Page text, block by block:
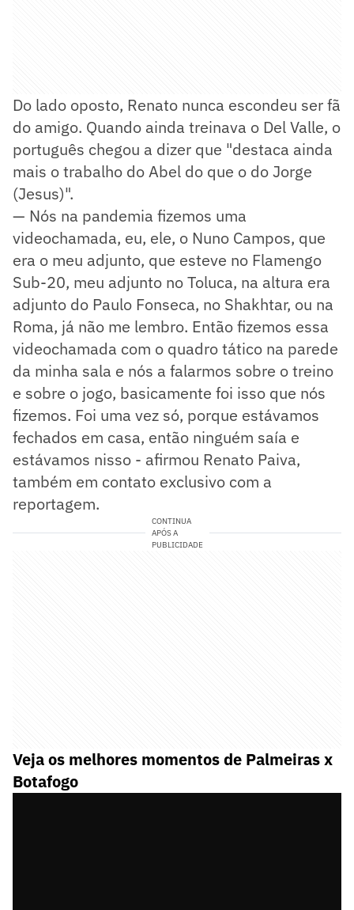
Do lado oposto, Renato nunca escondeu ser fã
do amigo. Quando ainda treinava o Del Valle, o
português chegou a dizer que "destaca ainda
mais o trabalho do Abel do que o do Jorge
(Jesus)".
— Nós na pandemia fizemos uma
videochamada, eu, ele, o Nuno Campos, que
era o meu adjunto, que esteve no Flamengo
Sub-20, meu adjunto no Toluca, na altura era
adjunto do Paulo Fonseca, no Shakhtar, ou na
Roma, já não me lembro. Então fizemos essa
videochamada com o quadro tático na parede
da minha sala e nós a falarmos sobre o treino
e sobre o jogo, basicamente foi isso que nós
fizemos. Foi uma vez só, porque estávamos
fechados em casa, então ninguém saía e
estávamos nisso - afirmou Renato Paiva,
também em contato exclusivo com a
reportagem.
CONTINUA
APÓS A
PUBLICIDADE
Veja os melhores momentos de Palmeiras x
Botafogo